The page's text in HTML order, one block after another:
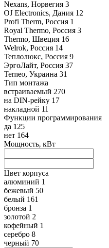
Nexans, Норвегия 3
OJ Electronics, Дания 12
Profi Therm, Россия 1
Royal Thermo, Россия 3
Thermo, Швеция 16
Welrok, Россия 14
Теплолюкс, Россия 9
ЭргоЛайт, Россия 37
Terneo, Украина 31
Тип монтажа
встраиваемый 270
на DIN-рейку 17
накладной 11
Функции программирования
да 125
нет 164
Мощность, кВт
Цвет корпуса
алюминий 1
бежевый 50
белый 161
бронза 1
золотой 2
кофейный 1
серебро 8
черный 70